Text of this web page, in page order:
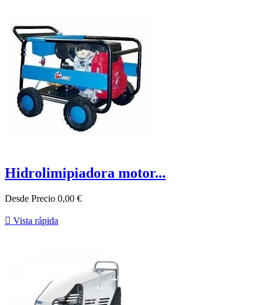
Hidrolimipiadora motor...
Desde Precio 0,00 €
 Vista rápida